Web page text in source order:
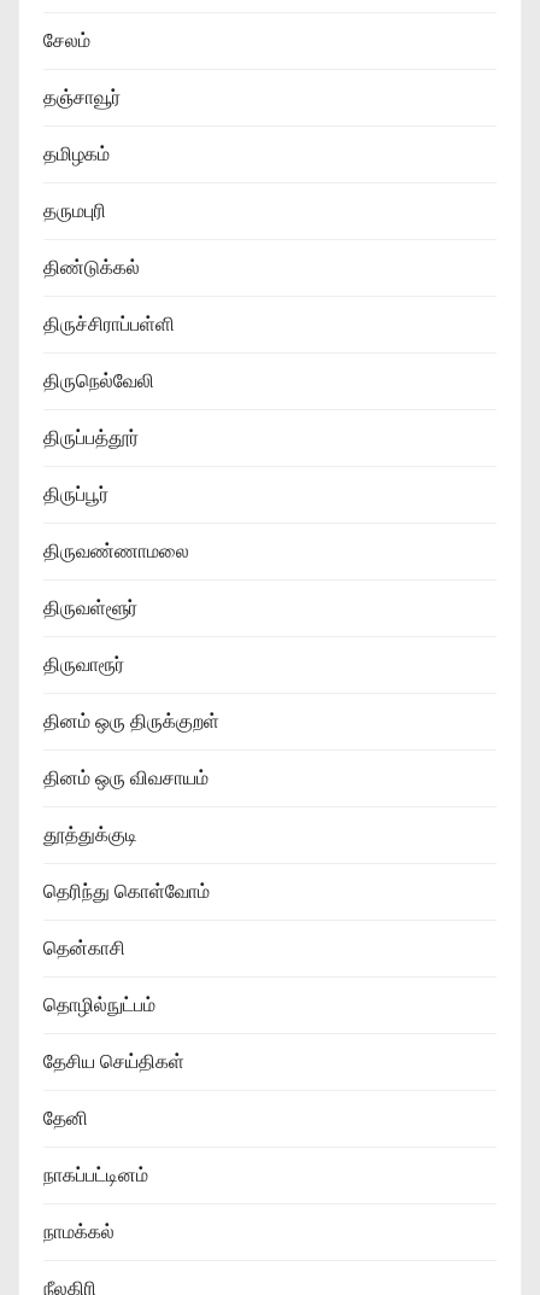
சேலம்
தஞ்சாவூர்
தமிழகம்
தருமபுரி
திண்டுக்கல்
திருச்சிராப்பள்ளி
திருநெல்வேலி
திருப்பத்தூர்
திருப்பூர்
திருவண்ணாமலை
திருவள்ளூர்
திருவாரூர்
தினம் ஒரு திருக்குறள்
தினம் ஒரு விவசாயம்
தூத்துக்குடி
தெரிந்து கொள்வோம்
தென்காசி
தொழில்நுட்பம்
தேசிய செய்திகள்
தேனி
நாகப்பட்டினம்
நாமக்கல்
நீலகிரி